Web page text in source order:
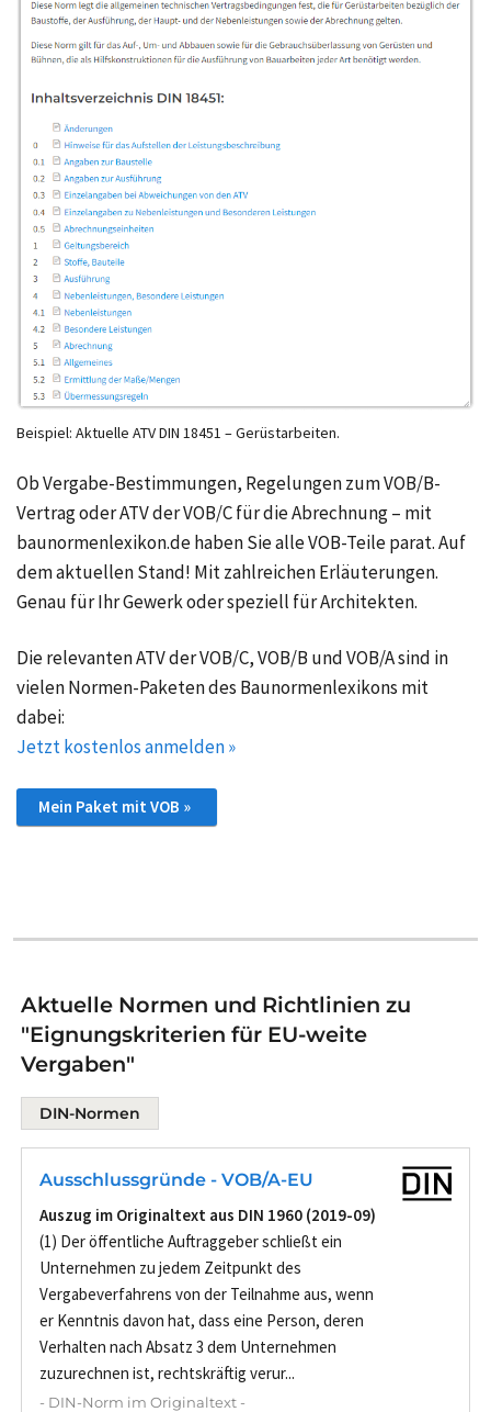
Beispiel: Aktuelle ATV DIN 18451 – Gerüstarbeiten.
Ob Vergabe-Bestimmungen, Regelungen zum VOB/B-
Vertrag oder ATV der VOB/C für die Abrechnung – mit
baunormenlexikon.de haben Sie alle VOB-Teile parat. Auf
dem aktuellen Stand! Mit zahlreichen Erläuterungen.
Genau für Ihr Gewerk oder speziell für Architekten.
Die relevanten ATV der VOB/C, VOB/B und VOB/A sind in
vielen Normen-Paketen des Baunormenlexikons mit
dabei:
Jetzt kostenlos anmelden »
Mein Paket mit VOB »
Aktuelle Normen und Richtlinien zu
"Eignungskriterien für EU-weite
Vergaben"
DIN-Normen
Ausschlussgründe - VOB/A-EU
Auszug im Originaltext aus DIN 1960 (2019-09)
(1) Der öffentliche Auftraggeber schließt ein
Unternehmen zu jedem Zeitpunkt des
Vergabeverfahrens von der Teilnahme aus, wenn
er Kenntnis davon hat, dass eine Person, deren
Verhalten nach Absatz 3 dem Unternehmen
zuzurechnen ist, rechtskräftig verur...
- DIN-Norm im Originaltext -